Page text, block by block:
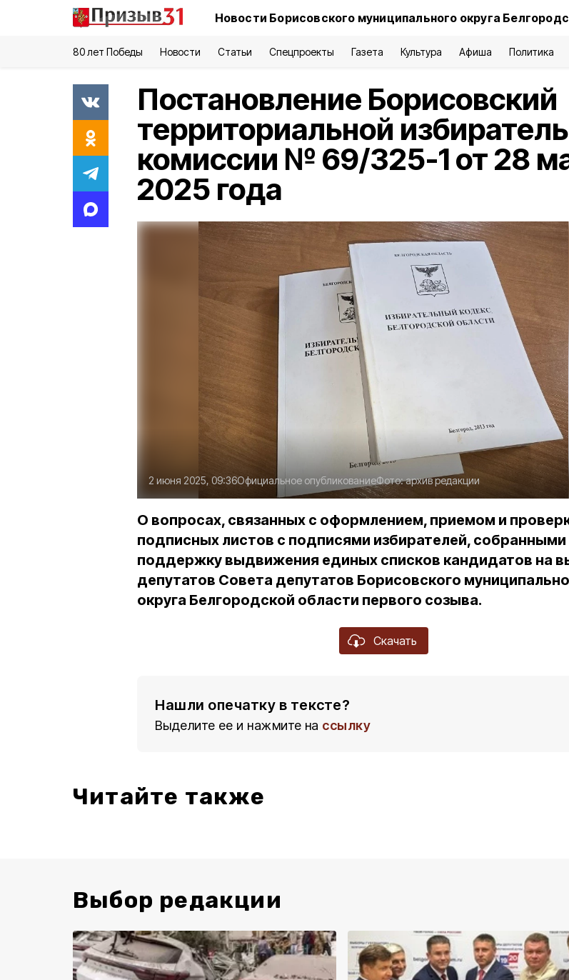
Новости Борисовского муниципального округа
80 лет Победы Новости Статьи Спецпроекты Газета Культура Афиша Политика
Постановление Борисовский
территориальной
комиссии № 69/325-1 от 28
2025 года
2 июня 2025, 09:36Официальное опубликованиеФото:архив редакции
О вопросах, связанных с оформлением, приемом и
подписных листов с подписями избирателей, собранными
поддержку выдвижения единых списков кандидатов на
депутатов Совета депутатов Борисовского
округа Белгородской области первого созыва.
Скачать
Нашли опечатку в тексте?
Выделите ее и нажмите на ссылку
Читайте также
Выбор редакции